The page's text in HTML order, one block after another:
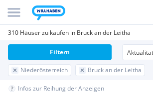
310 Häuser zu kaufen in Bruck an der Leitha
Niederösterreich Bruck an der Leitha
Filtern
Infos zur Reihung der Anzeigen